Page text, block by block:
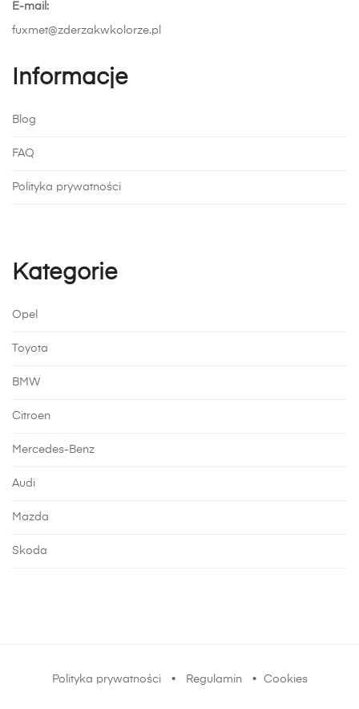
E-mail:
fuxmet@zderzakwkolorze.pl
Informacje
Blog
FAQ
Polityka prywatności
Kategorie
Opel
Toyota
BMW
Citroen
Mercedes-Benz
Audi
Mazda
Skoda
Polityka prywatności• Regulamin• Cookies